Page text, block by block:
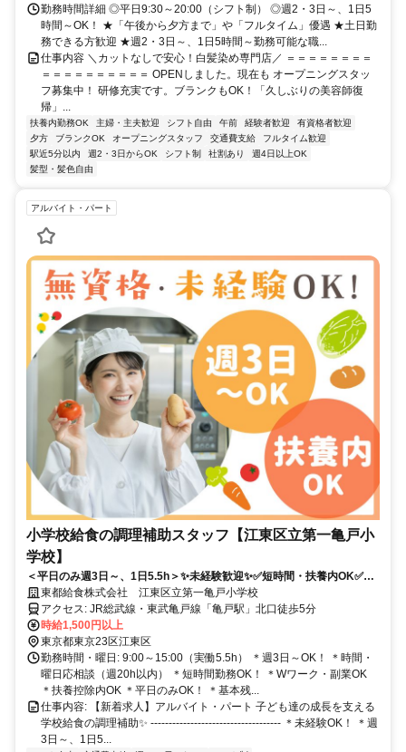
勤務時間詳細 ◎平日9:30～20:00（シフト制） ◎週2・3日～、1日5
時間～OK！ ★「午後から夕方まで」や「フルタイム」優遇 ★土日勤
務できる方歓迎 ★週2・3日～、1日5時間～勤務可能な職...
仕事内容 ＼カットなしで安心！白髪染め専門店／ ＝＝＝＝＝＝＝＝
＝＝＝＝＝＝＝＝＝＝ OPENしました。現在も オープニングスタッ
フ募集中！ 研修充実です。ブランクもOK！「久しぶりの美容師復
帰」...
扶養内勤務OK 主婦・主夫歓迎 シフト自由 午前 経験者歓迎
有資格者歓迎
夕方
ブランクOK オープニングスタッフ 交通費支給
フルタイム歓迎
駅近5分以内
週2・3日からOK シフト制 社割あり
週4日以上OK
髪型・髪色自由
アルバイト・パート
小学校給食の調理補助スタッフ【江東区立第一亀戸小
学校】
＜平日のみ週3日～、1日5.5h＞✨未経験歓迎✨✅短時間・扶養内OK✅基
本残業なし！普段の家事の延長でOK♪
東都給食株式会社 江東区立第一亀戸小学校
アクセス: ​JR総武線・東武亀戸線「亀戸駅」北口徒歩5分
時給1,500円以上
東京都東京23区江東区
勤務時間・曜日: 9:00～15:00（実働5.5h） ＊週3日～OK！ ＊時間・
曜日応相談（週20h以内） ＊短時間勤務OK！ ＊Wワーク・副業OK
＊扶養控除内OK ＊平日のみOK！ ＊基本残...
仕事内容: 【新着求人】アルバイト・パート 子ども達の成長を支える
学校給食の調理補助✨ ------------------------------------ ＊未経験OK！ ＊週
3日～、1日5...